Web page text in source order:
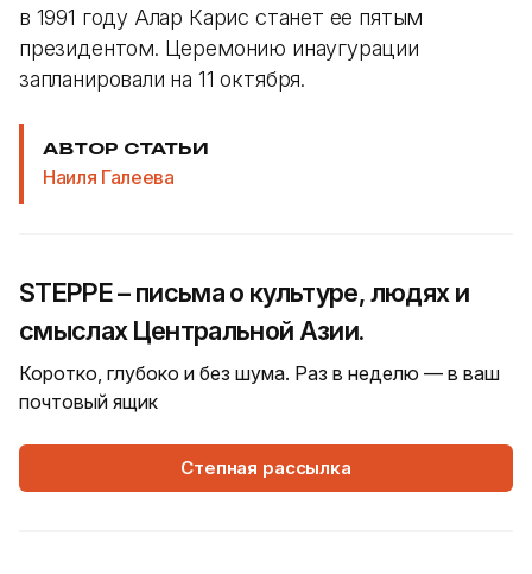
в 1991 году Алар Карис станет ее пятым
президентом. Церемонию инаугурации
запланировали на 11 октября.
АВТОР СТАТЬИ
Наиля Галеева
STEPPE – письма о культуре, людях и
смыслах Центральной Азии.
Коротко, глубоко и без шума. Раз в неделю — в ваш
почтовый ящик
Степная рассылка